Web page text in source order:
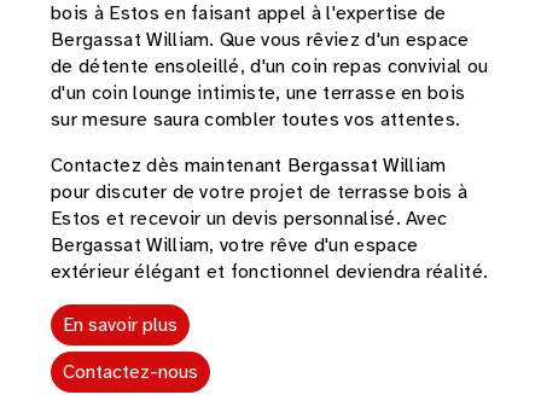
bois à Estos en faisant appel à l'expertise de
Bergassat William. Que vous rêviez d'un espace
de détente ensoleillé, d'un coin repas convivial ou
d'un coin lounge intimiste, une terrasse en bois
sur mesure saura combler toutes vos attentes.
Contactez dès maintenant Bergassat William
pour discuter de votre projet de terrasse bois à
Estos et recevoir un devis personnalisé. Avec
Bergassat William, votre rêve d'un espace
extérieur élégant et fonctionnel deviendra réalité.
En savoir plus
Contactez-nous